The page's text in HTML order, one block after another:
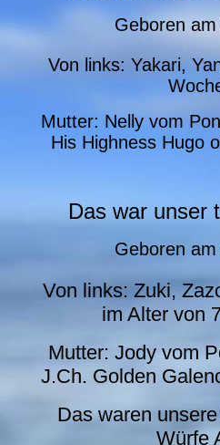
Geboren am
Von links: Yakari,
Mutter: Nelly vom
His Highness Hugo
Das war unser
Geboren am
Von links: Zuki,
im Alter von
Mutter: Jody vom
J.Ch. Golden
Das waren
Würfe